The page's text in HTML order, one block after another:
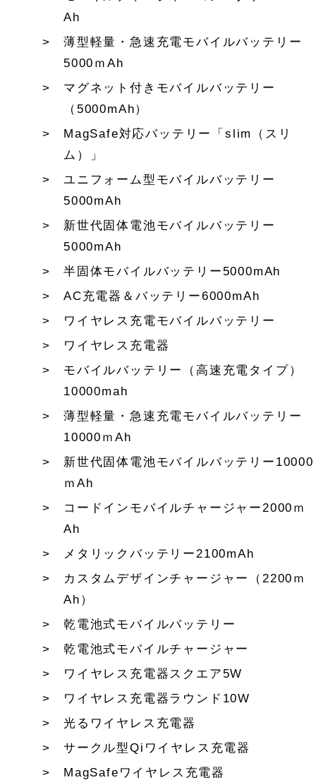
Ah
薄型軽量・急速充電モバイルバッテリー
5000ｍAh
マグネット付きモバイルバッテリー
（5000mAh）
MagSafe対応バッテリー「slim（スリ
ム）」
ユニフォーム型モバイルバッテリー
5000mAh
新世代固体電池モバイルバッテリー
5000mAh
半固体モバイルバッテリー5000mAh
AC充電器＆バッテリー6000mAh
ワイヤレス充電モバイルバッテリー
ワイヤレス充電器
モバイルバッテリー（高速充電タイプ）
10000mah
薄型軽量・急速充電モバイルバッテリー
10000ｍAh
新世代固体電池モバイルバッテリー10000
ｍAh
コードインモバイルチャージャー2000ｍ
Ah
メタリックバッテリー2100mAh
カスタムデザインチャージャー（2200ｍ
Ah）
乾電池式モバイルバッテリー
乾電池式モバイルチャージャー
ワイヤレス充電器スクエア5W
ワイヤレス充電器ラウンド10W
光るワイヤレス充電器
サークル型Qiワイヤレス充電器
MagSafeワイヤレス充電器